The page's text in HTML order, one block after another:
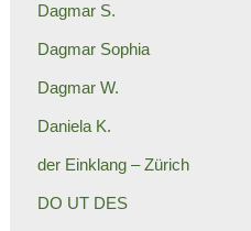
Dagmar S.
Dagmar Sophia
Dagmar W.
Daniela K.
der Einklang – Zürich
DO UT DES